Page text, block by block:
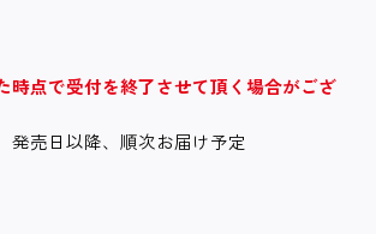
時点で受付を終了させて頂く場合がござ
発売日以降、順次お届け予定